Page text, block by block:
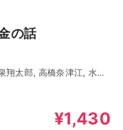
の話
¥1,430